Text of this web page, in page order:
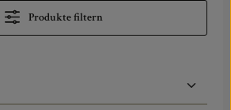
Produkte filtern